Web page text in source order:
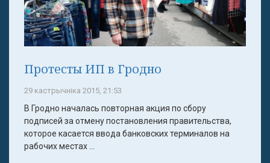
Протесты ИП в Гродно
29 кастрычніка 2015, 21:53
В Гродно началась повторная акция по сбору
подписей за отмену постановления правительства,
которое касается ввода банковских терминалов на
рабочих местах ...